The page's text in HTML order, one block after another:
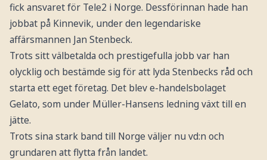
fick ansvaret för Tele2 i Norge. Dessförinnan hade han
jobbat på Kinnevik, under den legendariske
affärsmannen Jan Stenbeck.
Trots sitt välbetalda och prestigefulla jobb var han
olycklig och bestämde sig för att lyda Stenbecks råd och
starta ett eget företag. Det blev e-handelsbolaget
Gelato, som under Müller-Hansens ledning växt till en
jätte.
Trots sina stark band till Norge väljer nu vd:n och
grundaren att flytta från landet.